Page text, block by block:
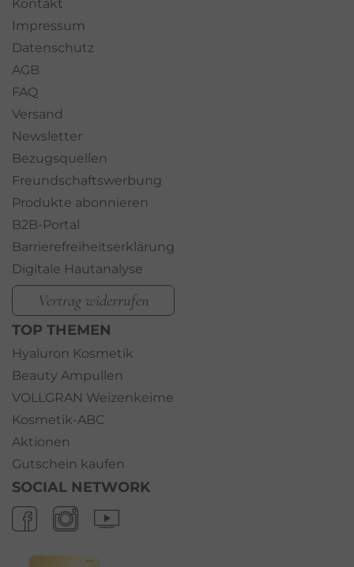
Kontakt
Impressum
Datenschutz
AGB
FAQ
Versand
Newsletter
Bezugsquellen
Freundschaftswerbung
Produkte abonnieren
B2B-Portal
Barrierefreiheitserklärung
Digitale Hautanalyse
Vertrag widerrufen
TOP THEMEN
Hyaluron Kosmetik
Beauty Ampullen
VOLLGRAN Weizenkeime
Kosmetik-ABC
Aktionen
Gutschein kaufen
SOCIAL NETWORK